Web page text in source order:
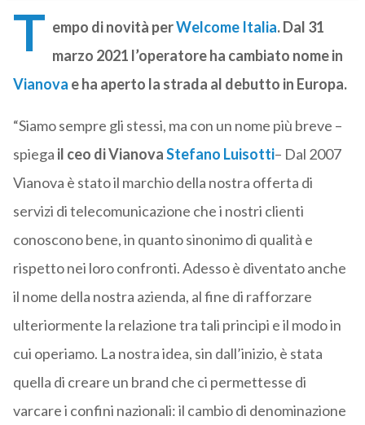
T empo di novità perWelcome Italia. Dal 31
marzo 2021 l’operatore ha cambiato nome in
Vianova e ha aperto la strada al debutto in Europa.
“Siamo sempre gli stessi, ma con un nome più breve –
spiega il ceo di VianovaStefano Luisotti– Dal 2007
Vianova è stato il marchio della nostra offerta di
servizi di telecomunicazione che i nostri clienti
conoscono bene, in quanto sinonimo di qualità e
rispetto nei loro confronti. Adesso è diventato anche
il nome della nostra azienda, al fine di rafforzare
ulteriormente la relazione tra tali principi e il modo in
cui operiamo. La nostra idea, sin dall’inizio, è stata
quella di creare un brand che ci permettesse di
varcare i confini nazionali: il cambio di denominazione